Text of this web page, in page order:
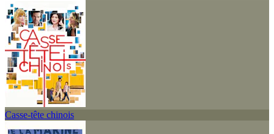
Casse-tête chinois